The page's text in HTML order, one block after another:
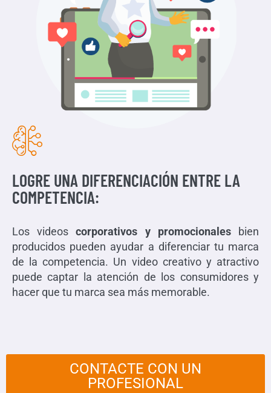
LOGRE UNA DIFERENCIACIÓN ENTRE LA
COMPETENCIA:
Los videoscorporativos y promocionalesbien
producidos pueden ayudar a diferenciar tu marca
de la competencia. Un video creativo y atractivo
puede captar la atención de los consumidores y
hacer que tu marca sea más memorable.
CONTACTE CON UN
PROFESIONAL